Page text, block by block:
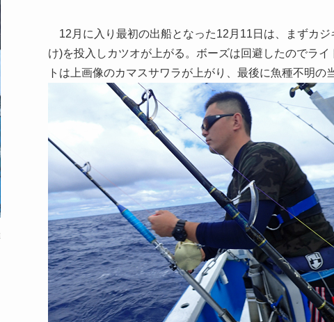
12月に入り最初の出船となった12月11日は、まずカ
け)を投入しカツオが上がる。ボーズは回避したのでラ
トは上画像のカマスサワラが上がり、最後に魚種不明の